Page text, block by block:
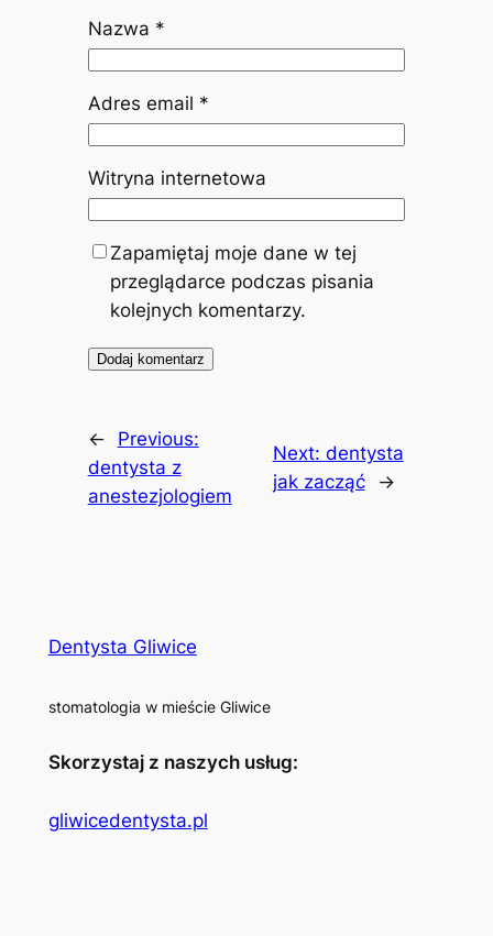
Nazwa *
Adres email *
Witryna internetowa
Zapamiętaj moje dane w tej
przeglądarce podczas pisania
kolejnych komentarzy.
←
Previous:
dentysta z
anestezjologiem
Next: dentysta
jak zacząć
→
Dentysta Gliwice
stomatologia w mieście Gliwice
Skorzystaj z naszych usług:
gliwicedentysta.pl